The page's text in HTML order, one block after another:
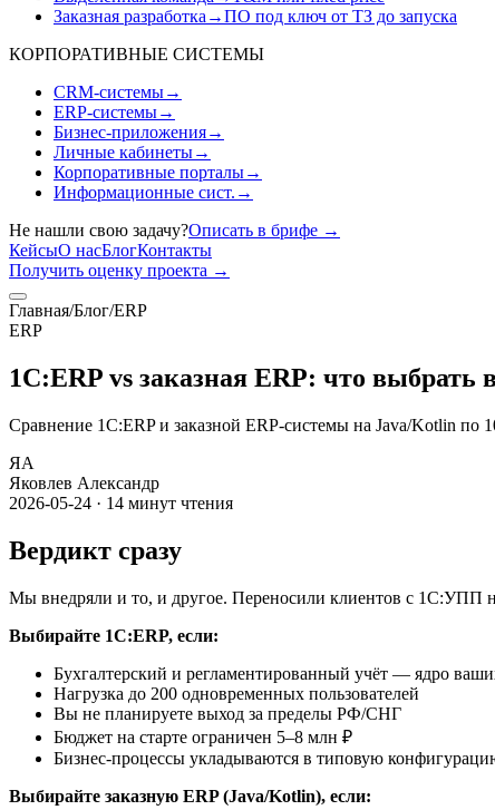
Заказная разработка →ПО под ключ от ТЗ до запуска
КОРПОРАТИВНЫЕ СИСТЕМЫ
CRM-системы→
ERP-системы→
Бизнес-приложения→
Личные кабинеты→
Корпоративные порталы→
Информационные сист. →
Не нашли свою задачу?Описать в брифе →
КейсыО насБлогКонтакты
Получить оценку проекта →
Главная/Блог/ERP
ERP
1С:ERP vs заказная ERP: что выбрать
Сравнение 1С:ERP и заказной ERP-системы на Java/Kotlin по
ЯА
Яковлев Александр
2026-05-24 · 14 минут чтения
Вердикт сразу
Мы внедряли и то, и другое. Переносили клиентов с 1С:УПП
Выбирайте 1С:ERP, если:
Бухгалтерский и регламентированный учёт — ядро
Нагрузка до 200 одновременных пользователей
Вы не планируете выход за пределы РФ/СНГ
Бюджет на старте ограничен 5–8 млн ₽
Бизнес-процессы укладываются в типовую
Выбирайте заказную ERP (Java/Kotlin), если: